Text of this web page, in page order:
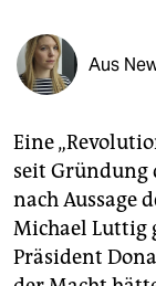
fragen & hilfe
unterstützen
genossenschaft
epaper login
Aus
Eine
seit Gründung
nach Aussage
Michael Luttig
Präsident